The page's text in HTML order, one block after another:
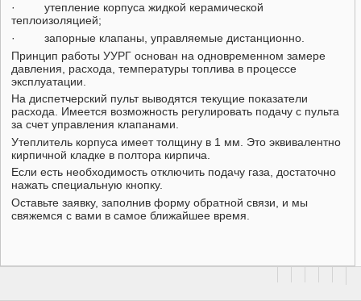
· утепление корпуса жидкой керамической
теплоизоляцией;
· запорные клапаны, управляемые дистанционно.
Принцип работы УУРГ основан на одновременном замере
давления, расхода, температуры топлива в процессе
эксплуатации.
На диспетчерский пульт выводятся текущие показатели
расхода. Имеется возможность регулировать подачу с пульта
за счет управления клапанами.
Утеплитель корпуса имеет толщину в 1 мм. Это эквивалентно
кирпичной кладке в полтора кирпича.
Если есть необходимость отключить подачу газа, достаточно
нажать специальную кнопку.
Оставьте заявку, заполнив форму обратной связи, и мы
свяжемся с вами в самое ближайшее время.